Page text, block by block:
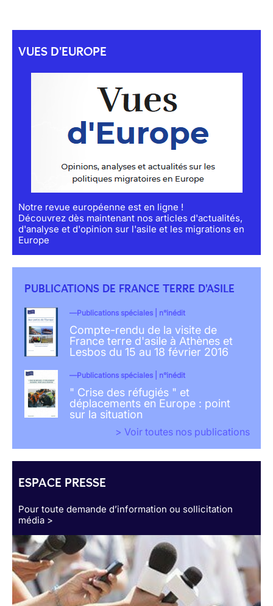
VUES D'EUROPE
Notre revue européenne est en ligne !
Découvrez dès maintenant nos articles d'actualités,
d'analyse et d'opinion sur l'asile et les migrations en
Europe
PUBLICATIONS DE FRANCE TERRE D'ASILE
Publications spéciales | n°inédit
Compte-rendu de la visite de
France terre d'asile à Athènes et
Lesbos du 15 au 18 février 2016
Publications spéciales | n°inédit
" Crise des réfugiés " et
déplacements en Europe : point
sur la situation
> Voir toutes nos publications
ESPACE PRESSE
Pour toute demande d’information ou sollicitation
média >